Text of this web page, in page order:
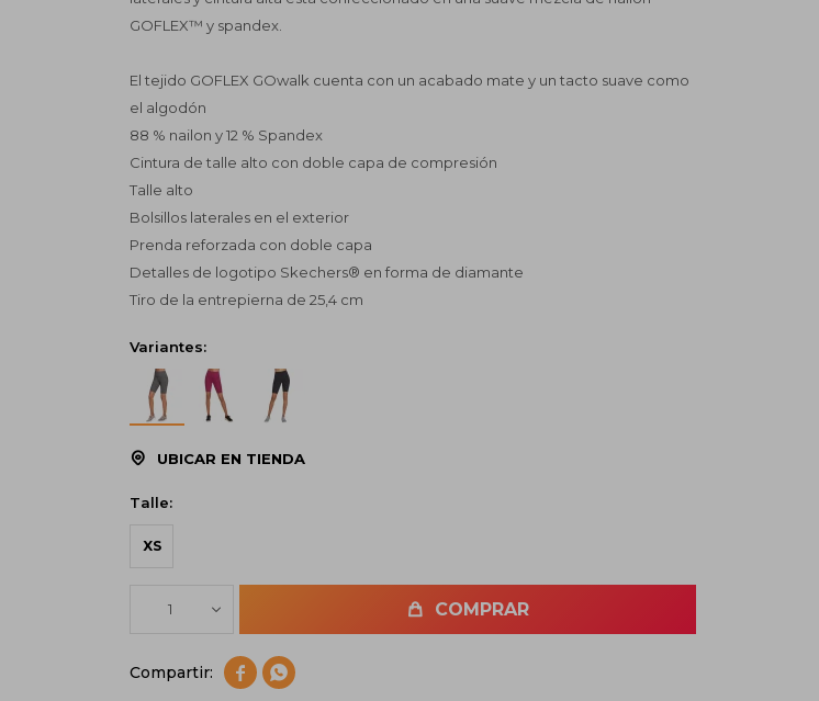
GOFLEX™ y spandex.
El tejido GOFLEX GOwalk cuenta con un acabado mate y un tacto suave como
el algodón
88 % nailon y 12 % Spandex
Cintura de talle alto con doble capa de compresión
Talle alto
Bolsillos laterales en el exterior
Prenda reforzada con doble capa
Detalles de logotipo Skechers® en forma de diamante
Tiro de la entrepierna de 25,4 cm
Variantes:
UBICAR EN TIENDA
Talle:
XS
1 COMPRAR
 